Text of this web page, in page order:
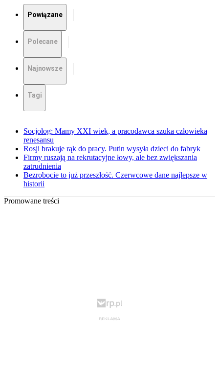
Powiązane
Polecane
Najnowsze
Tagi
Socjolog: Mamy XXI wiek, a pracodawca szuka człowieka
renesansu
Rosji brakuje rąk do pracy. Putin wysyła dzieci do fabryk
Firmy ruszają na rekrutacyjne łowy, ale bez zwiększania
zatrudnienia
Bezrobocie to już przeszłość. Czerwcowe dane najlepsze w
historii
Promowane treści